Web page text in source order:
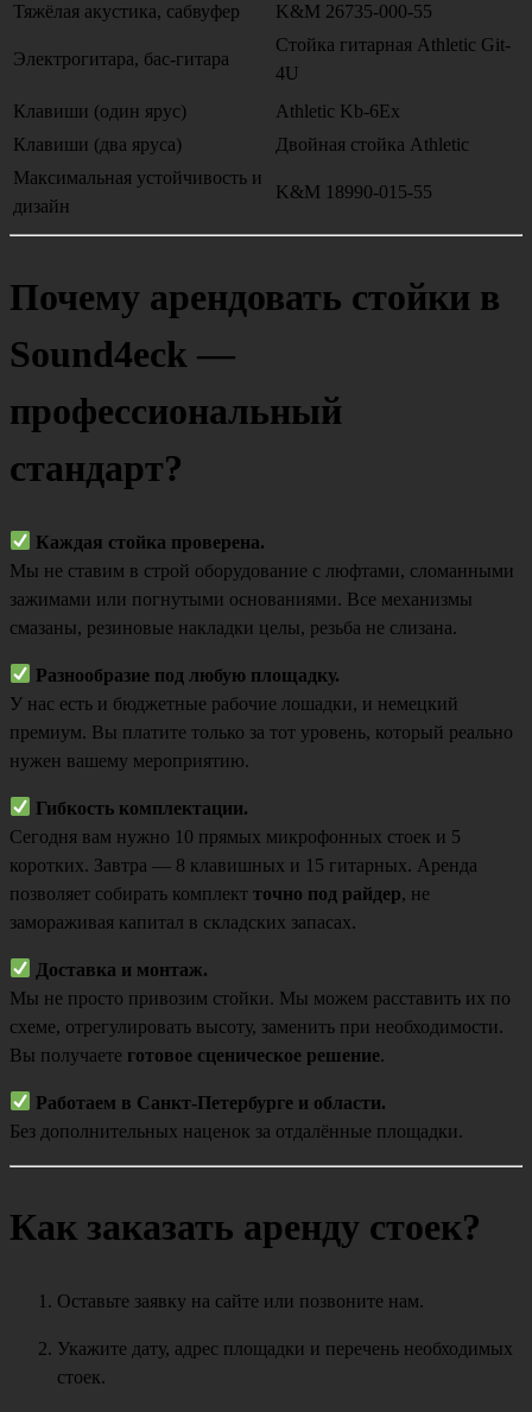
Тяжёлая акустика, сабвуфер K&M 26735-000-55
Электрогитара, бас-гитара
Стойка гитарная Athletic Git-
4U
Клавиши (один ярус)
Athletic Kb-6Ex
Клавиши (два яруса)
Двойная стойка Athletic
Максимальная устойчивость и
дизайн
K&M 18990-015-55
Почему арендовать стойки в
Sound4eck —
профессиональный
стандарт?
Каждая стойка проверена.
Мы не ставим в строй оборудование с люфтами, сломанными
зажимами или погнутыми основаниями. Все механизмы
смазаны, резиновые накладки целы, резьба не слизана.
Разнообразие под любую площадку.
У нас есть и бюджетные рабочие лошадки, и немецкий
премиум. Вы платите только за тот уровень, который реально
нужен вашему мероприятию.
Гибкость комплектации.
Сегодня вам нужно 10 прямых микрофонных стоек и 5
коротких. Завтра — 8 клавишных и 15 гитарных. Аренда
позволяет собирать комплект точно под райдер, не
замораживая капитал в складских запасах.
Доставка и монтаж.
Мы не просто привозим стойки. Мы можем расставить их по
схеме, отрегулировать высоту, заменить при необходимости.
Вы получаете готовое сценическое решение.
Работаем в Санкт-Петербурге и области.
Без дополнительных наценок за отдалённые площадки.
Как заказать аренду стоек?
Оставьте заявку на сайте или позвоните нам.
Укажите дату, адрес площадки и перечень необходимых
стоек.